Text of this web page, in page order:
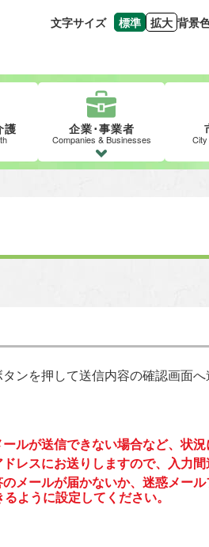
文字サイズ 標準
文字の大きさを
拡大
文字を大き
背景
護 企業･事業者
Companies & Businesses
ンを押して送信内容の確認画面へ
ルが送信できない場合など、状
レスにお送りしますので、入力間
メールが届かないか、迷惑メー
ように設定してください。